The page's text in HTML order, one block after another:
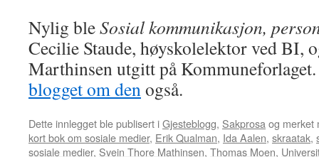
Nylig bleSosial kommunikasjon,
Cecilie Staude, høyskolelektor ved BI,
Marthinsen utgitt på
blogget om denogså.
Dette innlegget ble publisert iGjesteblogg, Sakprosa og merket
kort bok om sosiale medier, Erik Qualman, Ida Aalen, skraatak,
sosiale medier, Svein Thore Mathinsen, Thomas Moen,